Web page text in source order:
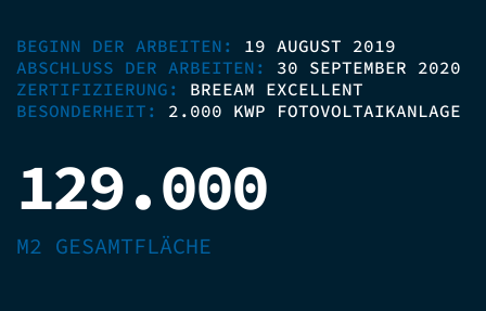
BEGINN DER ARBEITEN: 19 AUGUST 2019
ABSCHLUSS DER ARBEITEN: 30 SEPTEMBER 2020
ZERTIFIZIERUNG: BREEAM EXCELLENT
BESONDERHEIT: 2.000 KWP FOTOVOLTAIKANLAGE
M2 GESAMTFLÄCHE
129.000